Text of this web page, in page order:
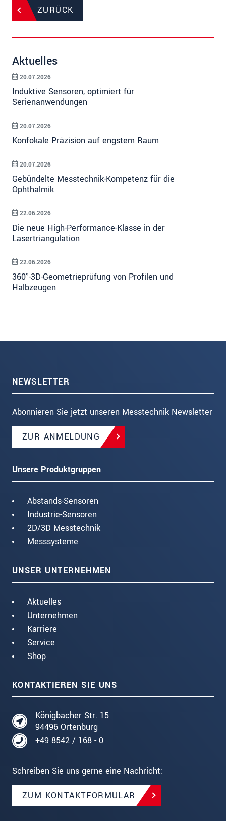
ZURÜCK
Aktuelles
Induktive Sensoren, optimiert für
Serienanwendungen
20.07.2026
Konfokale Präzision auf engstem Raum
20.07.2026
Gebündelte Messtechnik-Kompetenz für die
Ophthalmik
20.07.2026
Die neue High-Performance-Klasse in der
Lasertriangulation
22.06.2026
360°-3D-Geometrieprüfung von Profilen und
Halbzeugen
22.06.2026
NEWSLETTER
Abonnieren Sie jetzt unseren Messtechnik Newsletter
ZUR ANMELDUNG
Unsere Produktgruppen
Abstands-Sensoren
Industrie-Sensoren
2D/3D Messtechnik
Messsysteme
UNSER UNTERNEHMEN
Aktuelles
Unternehmen
Karriere
Service
Shop
KONTAKTIEREN SIE UNS
Königbacher Str. 15
94496 Ortenburg
+49 8542 / 168 - 0
Schreiben Sie uns gerne eine Nachricht:
ZUM KONTAKTFORMULAR